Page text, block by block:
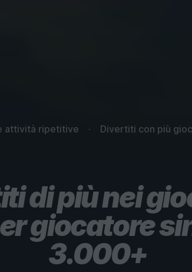
attività ripetitive Divertiti con più
di più nei
giocatore
3.000+